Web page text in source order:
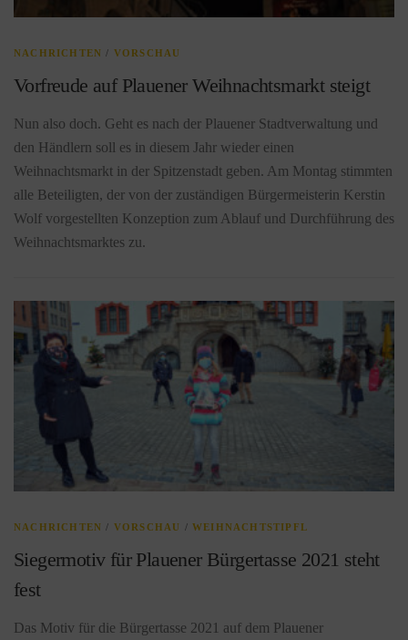
NACHRICHTEN / VORSCHAU
Vorfreude auf Plauener Weihnachtsmarkt steigt
Nun also doch. Geht es nach der Plauener Stadtverwaltung und
den Händlern soll es in diesem Jahr wieder einen
Weihnachtsmarkt in der Spitzenstadt geben. Am Montag stimmten
alle Beteiligten, der von der zuständigen Bürgermeisterin Kerstin
Wolf vorgestellten Konzeption zum Ablauf und Durchführung des
Weihnachtsmarktes zu.
NACHRICHTEN / VORSCHAU /WEIHNACHTSTIPFL
Siegermotiv für Plauener Bürgertasse 2021 steht
fest
Das Motiv für die Bürgertasse 2021 auf dem Plauener